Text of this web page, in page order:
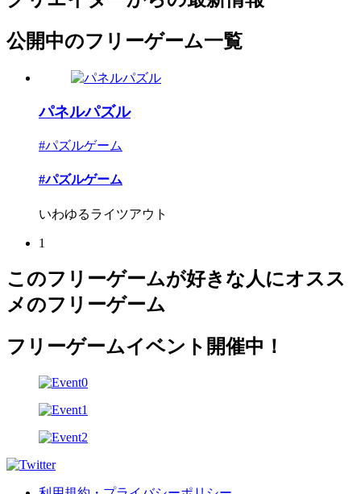
公開中のフリーゲーム一覧
パネルパズル
#パズルゲーム
#パズルゲーム
いわゆるライツアウト
1
このフリーゲームが好きな人にオスス
メのフリーゲーム
フリーゲームイベント開催中！